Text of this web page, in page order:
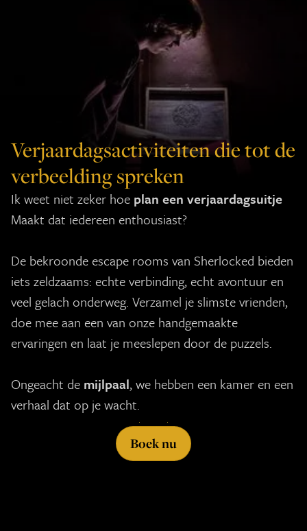
Verjaardagsactiviteiten die tot de
verbeelding spreken
Ik weet niet zeker hoe plan een verjaardagsuitje
Maakt dat iedereen enthousiast?
De bekroonde escape rooms van Sherlocked bieden
iets zeldzaams: echte verbinding, echt avontuur en
veel gelach onderweg. Verzamel je slimste vrienden,
doe mee aan een van onze handgemaakte
ervaringen en laat je meeslepen door de puzzels.
Ongeacht de mijlpaal, we hebben een kamer en een
verhaal dat op je wacht.
Boek nu